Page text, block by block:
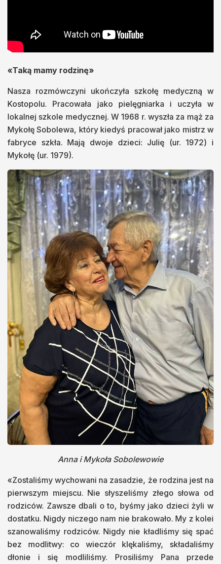
«Taką mamy rodzinę»
Nasza rozmówczyni ukończyła szkołę medyczną w
Kostopolu. Pracowała jako pielęgniarka i uczyła w
lokalnej szkole medycznej. W 1968 r. wyszła za mąż za
Mykołę Sobolewa, który kiedyś pracował jako mistrz w
fabryce szkła. Mają dwoje dzieci: Julię (ur. 1972) i
Mykołę (ur. 1979).
Anna i Mykoła Sobolewowie
«Zostaliśmy wychowani na zasadzie, że rodzina jest na
pierwszym miejscu. Nie słyszeliśmy złego słowa od
rodziców. Zawsze dbali o to, byśmy jako dzieci żyli w
dostatku. Nigdy niczego nam nie brakowało. My z kolei
szanowaliśmy rodziców. Nigdy nie kładliśmy się spać
bez modlitwy: co wieczór klękaliśmy, składaliśmy
dłonie i się modliliśmy. Prosiliśmy Pana przede